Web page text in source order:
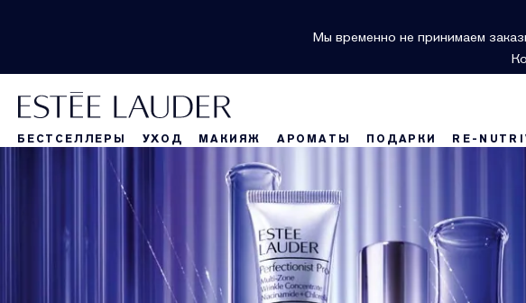
Мы временно не принимаем
БЕСТСЕЛЛЕРЫ УХОД МАКИЯЖ АРОМАТЫ ПОДАРКИ RE-